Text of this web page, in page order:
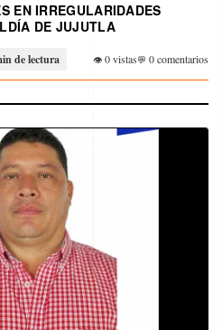
EN IRREGULARIDADES
DE JUJUTLA
de lectura 0 vistas 0 comentarios